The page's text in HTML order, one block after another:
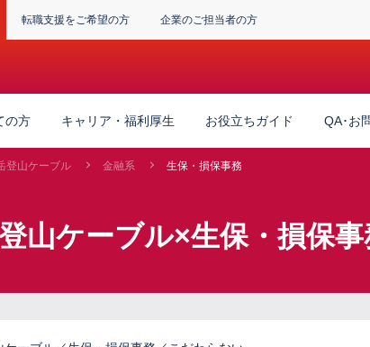
転職支援をご希望の方 企業のご担当者の方
の方 キャリア・福利厚生 お役立ちガイド QA･お
登山ケーブル 金融系 生保・損保事務
登山ケーブル×生保・損保